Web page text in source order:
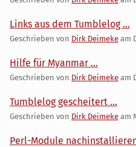
Links aus dem Tumblelog ...
Geschrieben von Dirk Deimeke am
Hilfe für Myanmar ...
Geschrieben von Dirk Deimeke am
Tumblelog gescheitert ...
Geschrieben von Dirk Deimeke am
Perl-Module